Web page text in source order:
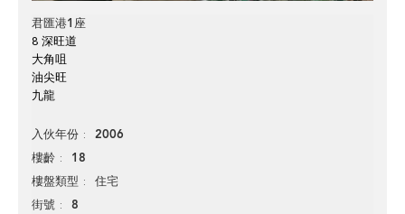
君匯港1座
8 深旺道
大角咀
油尖旺
九龍
入伙年份 2006
樓齡 18
樓盤類型 住宅
街號 8